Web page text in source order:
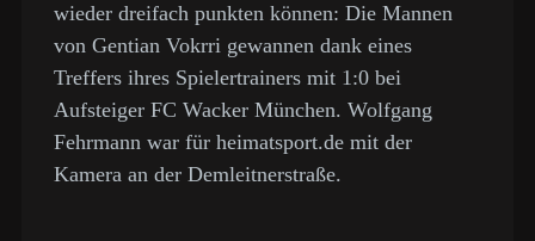
wieder dreifach punkten können: Die Mannen
von Gentian Vokrri gewannen dank eines
Treffers ihres Spielertrainers mit 1:0 bei
Aufsteiger FC Wacker München. Wolfgang
Fehrmann war für heimatsport.de mit der
Kamera an der Demleitnerstraße.